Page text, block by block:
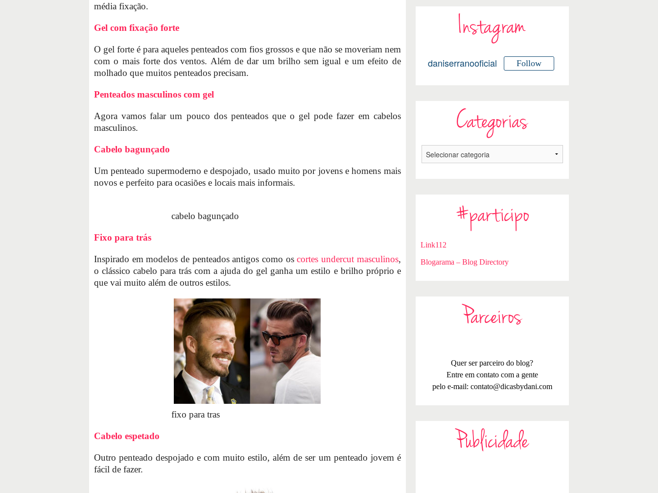
média fixação.
Gel com fixação forte
O gel forte é para aqueles penteados com fios grossos e que não se moveriam nem
com o mais forte dos ventos. Além de dar um brilho sem igual e um efeito de
molhado que muitos penteados precisam.
Penteados masculinos com gel
Agora vamos falar um pouco dos penteados que o gel pode fazer em cabelos
masculinos.
Cabelo bagunçado
Um penteado supermoderno e despojado, usado muito por jovens e homens mais
novos e perfeito para ocasiões e locais mais informais.
cabelo bagunçado
Fixo para trás
Inspirado em modelos de penteados antigos como oscortes undercut masculinos,
o clássico cabelo para trás com a ajuda do gel ganha um estilo e brilho próprio e
que vai muito além de outros estilos.
fixo para tras
Cabelo espetado
Outro penteado despojado e com muito estilo, além de ser um penteado jovem é
fácil de fazer.
Instagram
daniserranooficial Follow
Categorias
#participo
Link112
Blogarama – Blog Directory
Parceiros
Quer ser parceiro do blog?
Entre em contato com a gente
pelo e-mail: contato@dicasbydani.com
Publicidade